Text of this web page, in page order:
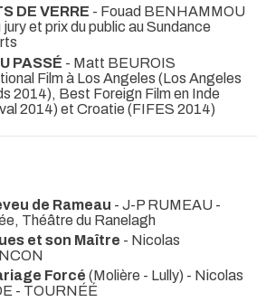
DE VERRE - Fouad BENHAMMOU
et prix du public au Sundance
PASSÉ - Matt BEUROIS
Film à Los Angeles (Los Angeles
2014), Best Foreign Film en Inde
2014) et Croatie (FIFES 2014)
de Rameau - J-P RUMEAU -
Théâtre du Ranelagh
et son Maître - Nicolas
Forcé (Molière - Lully) - Nicolas
- TOURNÉÉ